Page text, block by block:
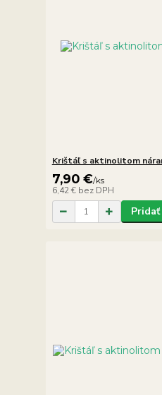
Krištáľ s aktinolitom
7,90 €/ks
6,42 € bez DPH